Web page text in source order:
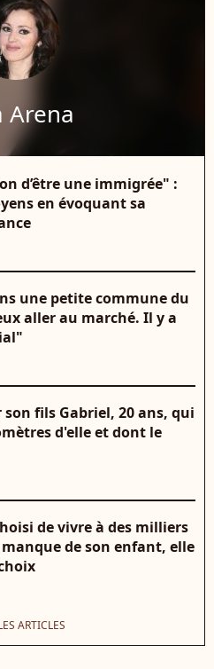
Arena
d’être une immigrée" :
en évoquant sa
une petite commune du
aller au marché. Il y a
fils Gabriel, 20 ans, qui
d'elle et dont le
de vivre à des milliers
de son enfant, elle
ARTICLES